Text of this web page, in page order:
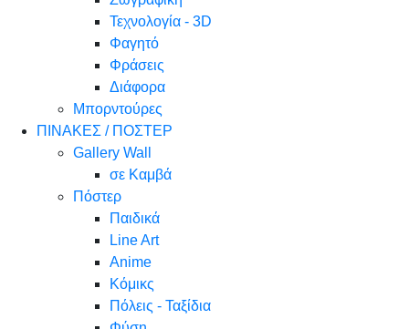
Τεχνολογία - 3D
Φαγητό
Φράσεις
Διάφορα
Μπορντούρες
ΠΙΝΑΚΕΣ / ΠΟΣΤΕΡ
Gallery Wall
σε Καμβά
Πόστερ
Παιδικά
Line Art
Anime
Κόμικς
Πόλεις - Ταξίδια